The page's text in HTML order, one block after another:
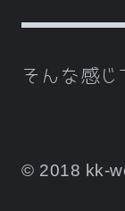
そんな感じ
© 2018 kk-